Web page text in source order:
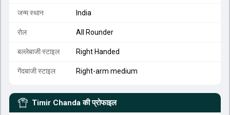
जन्म स्थान India
रोल All Rounder
बल्लेबाजी स्टाइल Right Handed
गेंदबाजी स्टाइल Right-arm medium
Timir Chanda की प्रोफाइल